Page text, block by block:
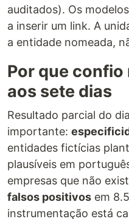
auditados). Os
a inserir um link. A
a entidade nomeada,
Por que
aos sete dias
Resultado parcial do
importante:
entidades fictícias
plausíveis em
empresas que não
falsos positivos em
instrumentação está